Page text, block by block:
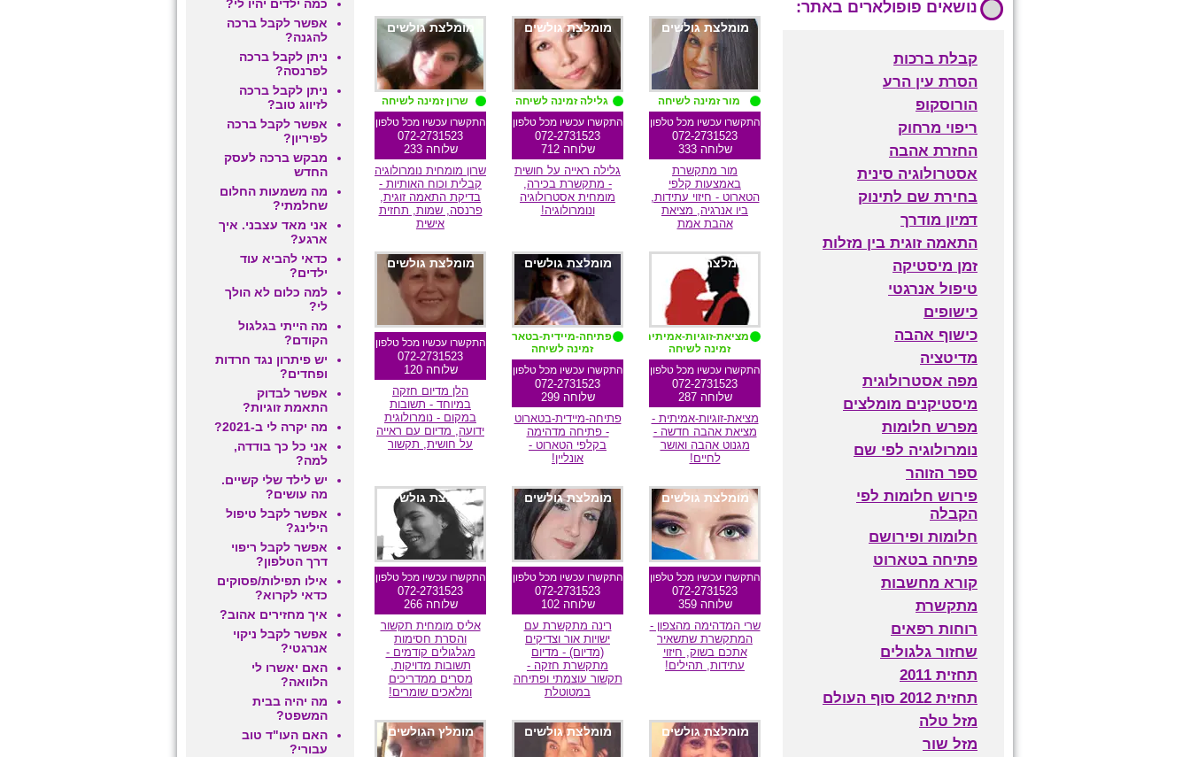
מומלצת גולשים
מור זמינה לשיחה
התקשרו עכשיו מכל טלפון
072-2731523
שלוחה 333
מור מתקשרת
באמצעות קלפי
הטארוט - חיזוי עתידות,
ביו אנרגיה, מציאת
אהבת אמת
מומלצת גולשים
גלילה זמינה לשיחה
התקשרו עכשיו מכל טלפון
072-2731523
שלוחה 712
גלילה ראייה על חושית
- מתקשרת בכירה,
מומחית אסטרולוגיה
ונומרולוגיה!
מומלצת גולשים
שרון זמינה לשיחה
התקשרו עכשיו מכל טלפון
072-2731523
שלוחה 233
שרון מומחית נומרולוגיה
קבלית וכוח האותיות -
בדיקת התאמה זוגית,
פרנסה, שמות, תחזית
אישית
מומלצת גולשים
מציאת-זוגיות-אמיתית
זמינה לשיחה
התקשרו עכשיו מכל טלפון
072-2731523
שלוחה 287
מציאת-זוגיות-אמיתית -
מציאת אהבה חדשה -
מגנוט אהבה ואושר
לחיים!
מומלצת גולשים
פתיחה-מיידית-בטארוט
זמינה לשיחה
התקשרו עכשיו מכל טלפון
072-2731523
שלוחה 299
פתיחה-מיידית-בטארוט
- פתיחה מדהימה
בקלפי הטארוט -
אונליין!
מומלצת גולשים
התקשרו עכשיו מכל טלפון
072-2731523
שלוחה 120
הלן מדיום חזקה
במיוחד - תשובות
במקום - נומרולוגית
ידועה, מדיום עם ראייה
על חושית, תקשור
מומלצת גולשים
התקשרו עכשיו מכל טלפון
072-2731523
שלוחה 359
שרי המדהימה מהצפון -
המתקשרת שתשאיר
אתכם בשוק, חיזוי
עתידות, תהילים!
מומלצת גולשים
התקשרו עכשיו מכל טלפון
072-2731523
שלוחה 102
רינה מתקשרת עם
ישויות אור וצדיקים
(מדיום) - מדיום
מתקשרת חזקה -
תקשור עוצמתי ופתיחה
במטוטלת
מומלצת גולשים
התקשרו עכשיו מכל טלפון
072-2731523
שלוחה 266
אליס מומחית תקשור
והסרת חסימות
מגלגולים קודמים -
תשובות מדויקות,
מסרים ממדריכים
ומלאכים שומרים!
מומלצת גולשים מומלצת גולשים מומלץ הגולשים
כמה ילדים יהיו לי?
אפשר לקבל ברכה
להגנה?
ניתן לקבל ברכה
לפרנסה?
ניתן לקבל ברכה
לזיווג טוב?
אפשר לקבל ברכה
לפיריון?
מבקש ברכה לעסק
החדש
מה משמעות החלום
שחלמתי?
אני מאד עצבני. איך
ארגע?
כדאי להביא עוד
ילדים?
למה כלום לא הולך
לי?
מה הייתי בגלגול
הקודם?
יש פיתרון נגד חרדות
ופחדים?
אפשר לבדוק
התאמת זוגיות?
מה יקרה לי ב-2021?
אני כל כך בודדה,
למה?
יש לילד שלי קשיים.
מה עושים?
אפשר לקבל טיפול
הילינג?
אפשר לקבל ריפוי
דרך הטלפון?
אילו תפילות/פסוקים
כדאי לקרוא?
איך מחזירים אהוב?
אפשר לקבל ניקוי
אנרגטי?
האם יאשרו לי
הלוואה?
מה יהיה בבית
המשפט?
האם העו"ד טוב
עבורי?
נושאים פופולארים באתר:
קבלת ברכות
הסרת עין הרע
הורוסקופ
ריפוי מרחוק
החזרת אהבה
אסטרולוגיה סינית
בחירת שם לתינוק
דמיון מודרך
התאמה זוגית בין מזלות
זמן מיסטיקה
טיפול אנרגטי
כישופים
כישוף אהבה
מדיטציה
מפה אסטרולוגית
מיסטיקנים מומלצים
מפרש חלומות
נומרולוגיה לפי שם
ספר הזוהר
פירוש חלומות לפי
הקבלה
חלומות ופירושם
פתיחה בטארוט
קורא מחשבות
מתקשרת
רוחות רפאים
שחזור גלגולים
תחזית 2011
תחזית 2012 סוף העולם
מזל טלה
מזל שור